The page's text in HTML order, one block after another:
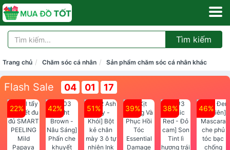
Tìm kiếm
Trang chủ Chăm sóc cá nhân Sản phẩm chăm sóc cá nhân khác
Flash Sale 04 01 17
22% 42% 51% 39% 38% 46%